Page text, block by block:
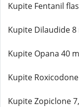
Kupite Fentanil
Kupite Dilaudide
Kupite Opana 40
Kupite
Kupite Zopiclone